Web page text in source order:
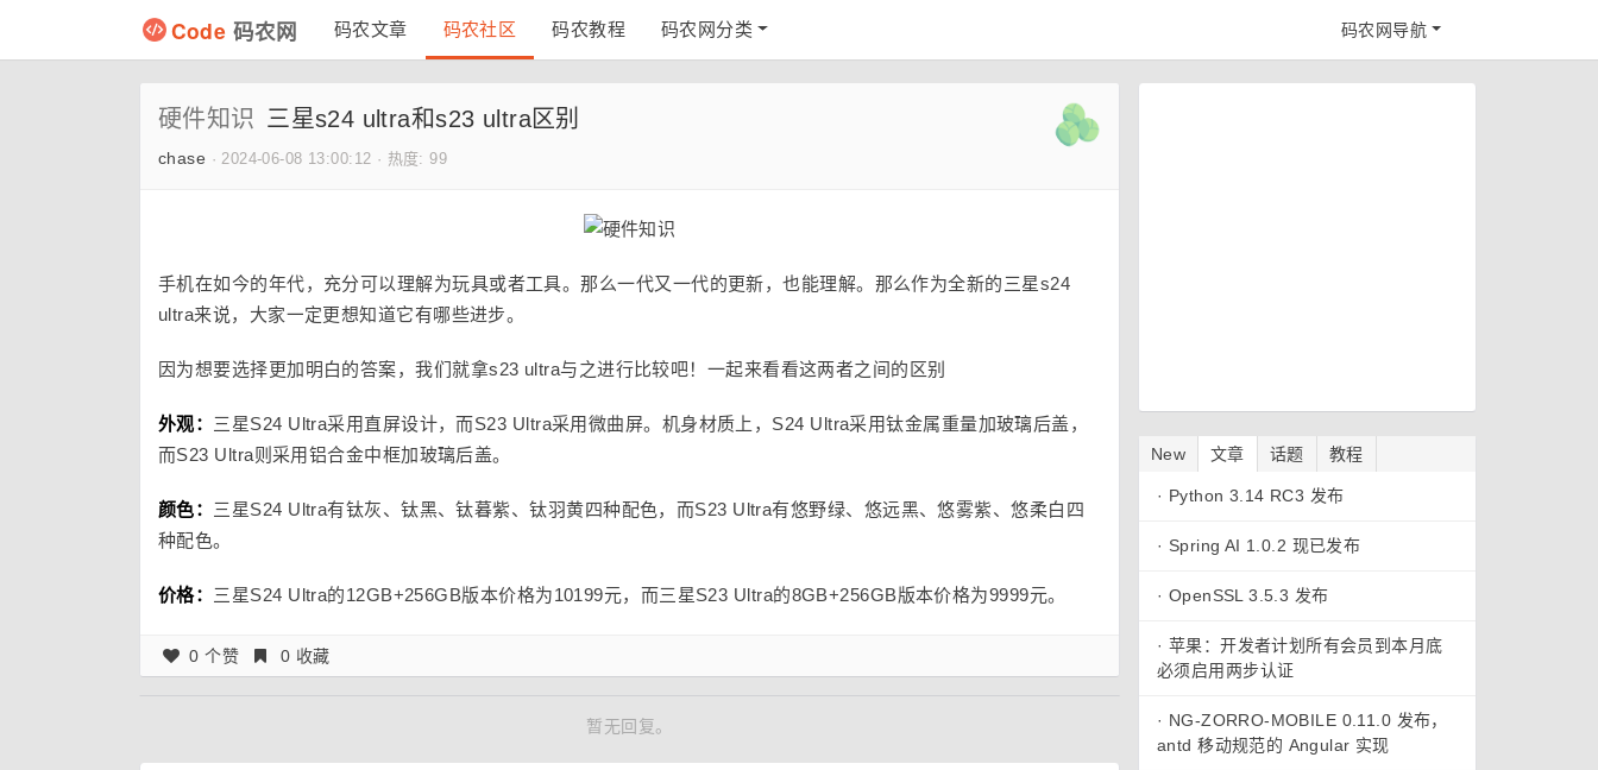
Code 码农网 码农文章 码农社区 码农教程 码农网分类 码农网导航
硬件知识 三星s24 ultra和s23 ultra区别
chase ·2024-06-08 13:00:12 · 热度: 99
手机在如今的年代，充分可以理解为玩具或者工具。那么一代又一代的更新，也能理解。那么作为全新的三星s24
ultra来说，大家一定更想知道它有哪些进步。
因为想要选择更加明白的答案，我们就拿s23 ultra与之进行比较吧！一起来看看这两者之间的区别
外观： 三星S24 Ultra采用直屏设计，而S23 Ultra采用微曲屏。机身材质上，S24 Ultra采用钛金属重量加玻璃后盖，
而S23 Ultra则采用铝合金中框加玻璃后盖。
颜色： 三星S24 Ultra有钛灰、钛黑、钛暮紫、钛羽黄四种配色，而S23 Ultra有悠野绿、悠远黑、悠雾紫、悠柔白四
种配色。
价格： 三星S24 Ultra的12GB+256GB版本价格为10199元，而三星S23 Ultra的8GB+256GB版本价格为9999元。
0 个赞 0 收藏
暂无回复。
New 文章 话题 教程
· Python 3.14 RC3 发布
· Spring AI 1.0.2 现已发布
· OpenSSL 3.5.3 发布
· 苹果：开发者计划所有会员到本月底
必须启用两步认证
· NG-ZORRO-MOBILE 0.11.0 发布，
antd 移动规范的 Angular 实现